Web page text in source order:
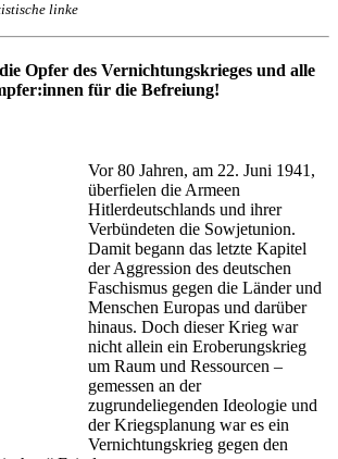
linke
Opfer des Vernichtungskrieges und alle
für die Befreiung!
Vor 80 Jahren, am 22. Juni 1941,
überfielen die Armeen
Hitlerdeutschlands und ihrer
Verbündeten die Sowjetunion.
Damit begann das letzte Kapitel
der Aggression des deutschen
Faschismus gegen die Länder und
Menschen Europas und darüber
hinaus. Doch dieser Krieg war
nicht allein ein Eroberungskrieg
um Raum und Ressourcen –
gemessen an der
zugrundeliegenden Ideologie und
der Kriegsplanung war es ein
Vernichtungskrieg gegen den